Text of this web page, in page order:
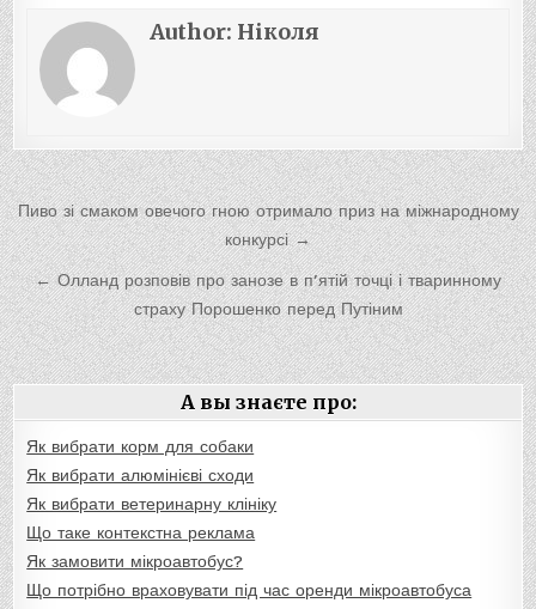
Author: Ніколя
Навигация
по
записям
Пиво зі смаком овечого гною отримало приз на міжнародному
конкурсі →
← Олланд розповів про занозе в п’ятій точці і тваринному
страху Порошенко перед Путіним
А вы знаєте про:
Як вибрати корм для собаки
Як вибрати алюмінієві сходи
Як вибрати ветеринарну клініку
Що таке контекстна реклама
Як замовити мікроавтобус?
Що потрібно враховувати під час оренди мікроавтобуса